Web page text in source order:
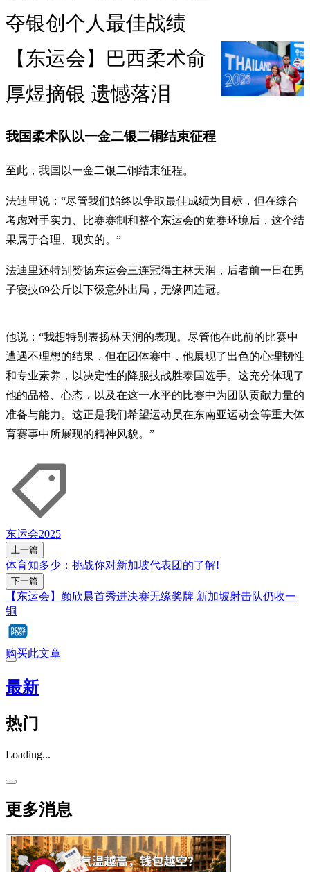
夺银创个人最佳战绩
【东运会】巴西柔术俞
厚煜摘银 遗憾落泪
我国柔术队以一金二银二铜结束征程
至此，我国以一金二银二铜结束征程。
法迪里说：“尽管我们始终以争取最佳成绩为目标，但在综合
考虑对手实力、比赛赛制和整个东运会的竞赛环境后，这个结
果属于合理、现实的。”
法迪里还特别赞扬东运会三连冠得主林天润，后者前一日在男
子寝技69公斤以下级意外出局，无缘四连冠。
他说：“我想特别表扬林天润的表现。尽管他在此前的比赛中
遭遇不理想的结果，但在团体赛中，他展现了出色的心理韧性
和专业素养，以决定性的降服技战胜泰国选手。这充分体现了
他的品格、心态，以及在这一水平的比赛中为团队贡献力量的
准备与能力。这正是我们希望运动员在东南亚运动会等重大体
育赛事中所展现的精神风貌。”
东运会2025
上一篇
体育知多少：挑战你对新加坡代表团的了解!
下一篇
【东运会】颜欣晨首秀进决赛无缘奖牌 新加坡射击队仍收一
铜
购买此文章
最新
热门
Loading...
更多消息